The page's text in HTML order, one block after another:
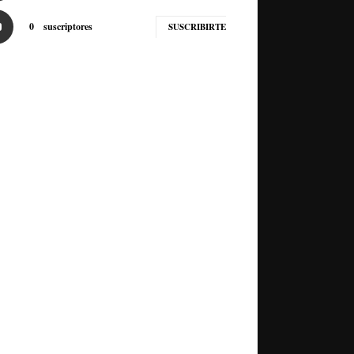
0 suscriptores SUSCRIBIRTE